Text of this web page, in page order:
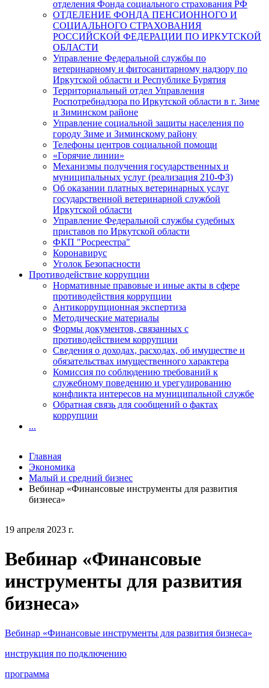
19 апреля 2023 г.
Вебинар «Финансовые
инструменты для развития
бизнеса»
Вебинар «Финансовые инструменты для развития бизнеса»
инструкция по подключению
программа
отделения Фонда социального страхования РФ
ОТДЕЛЕНИЕ ФОНДА ПЕНСИОННОГО И
СОЦИАЛЬНОГО СТРАХОВАНИЯ
РОССИЙСКОЙ ФЕДЕРАЦИИ ПО ИРКУТСКОЙ
ОБЛАСТИ
Управление Федеральной службы по
ветеринарному и фитосанитарному надзору по
Иркутской области и Республике Бурятия
Территориальный отдел Управления
Роспотребнадзора по Иркутской области в г. Зиме
и Зиминском районе
Управление социальной защиты населения по
городу Зиме и Зиминскому району
Телефоны центров социальной помощи
«Горячие линии»
Механизмы получения государственных и
муниципальных услуг (реализация 210-ФЗ)
Об оказании платных ветеринарных услуг
государственной ветеринарной службой
Иркутской области
Управление Федеральной службы судебных
приставов по Иркутской области
ФКП "Росреестра"
Коронавирус
Уголок Безопасности
Противодействие коррупции
Нормативные правовые и иные акты в сфере
противодействия коррупции
Антикоррупционная экспертиза
Методические материалы
Формы документов, связанных с
противодействием коррупции
Сведения о доходах, расходах, об имуществе и
обязательствах имущественного характера
Комиссия по соблюдению требований к
служебному поведению и урегулированию
конфликта интересов на муниципальной службе
Обратная связь для сообщений о фактах
коррупции
...
Главная
Экономика
Малый и средний бизнес
Вебинар «Финансовые инструменты для развития
бизнеса»